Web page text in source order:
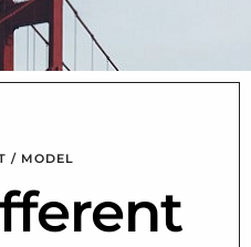
/ MODEL